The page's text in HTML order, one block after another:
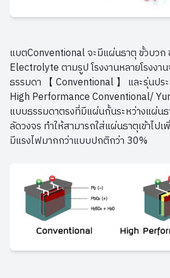
แบตConventional จะมีแผ่นธาตุ ขั้วบวก
Electrolyte ตามรูป โรงงานหลายโรงงา
ธรรมดา 【 Conventional 】 และรุ่นปร
High Performance Conventional/
แบบธรรมดาตรงที่มีแผ่นกั้นระหว่างแผ่น
ลัดวงจร ทำให้สามารถใส่แผ่นธาตุเข้าไป
มีแรงไฟมากกว่าแบบปกติกว่า 30%